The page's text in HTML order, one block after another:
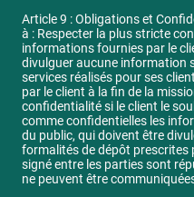
Article 9 : Obligations et
à : Respecter la plus stricte
informations fournies par le
divulguer aucune information
services réalisés pour ses
par le client à la fin de la
confidentialité si le client le
comme confidentielles les
du public, qui doivent être
formalités de dépôt prescrites
signé entre les parties sont
ne peuvent être